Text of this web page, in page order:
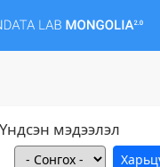
Үндсэн мэдээлэл